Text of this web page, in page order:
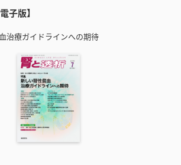
子版】
治療ガイドラインへの期待